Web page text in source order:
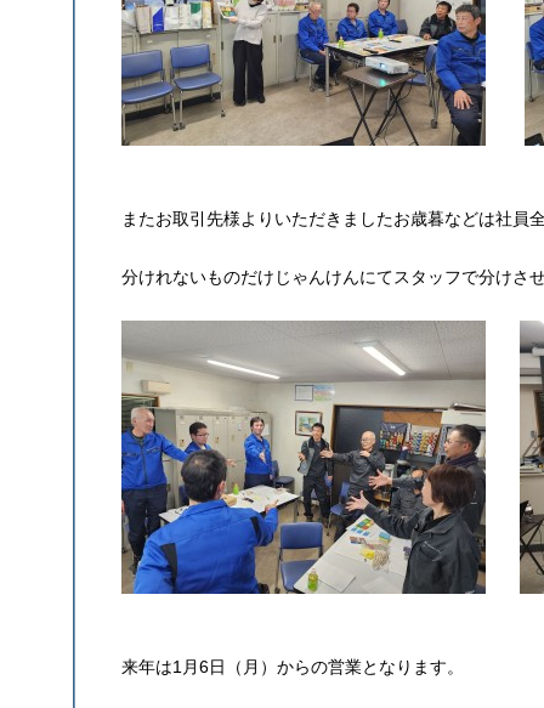
またお取引先様よりいただきましたお歳暮などは社員
分けれないものだけじゃんけんにてスタッフで分けさ
来年は1月6日（月）からの営業となります。